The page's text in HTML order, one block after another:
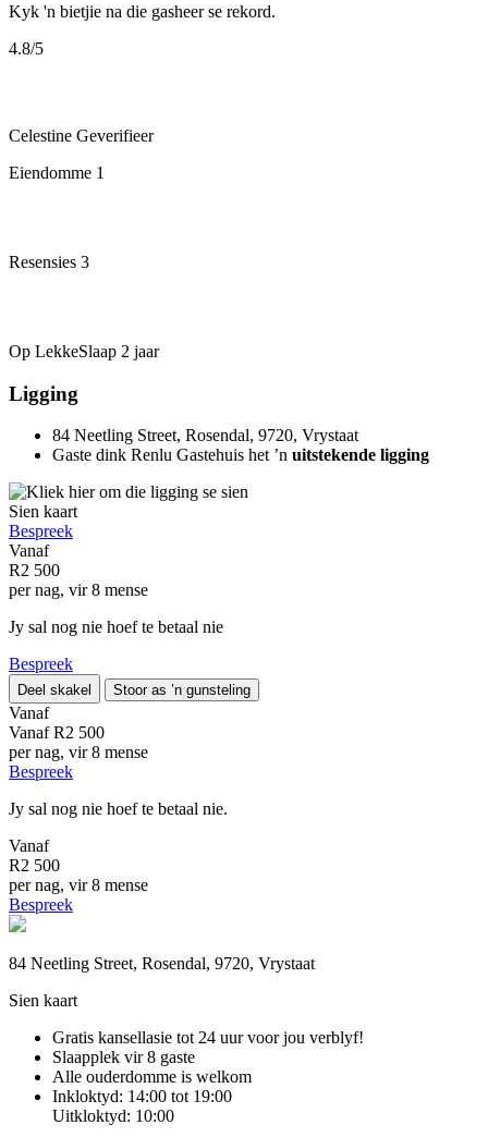
Kyk 'n bietjie na die gasheer se rekord.
4.8/5
Celestine Geverifieer
Eiendomme 1
Resensies 3
Op LekkeSlaap 2 jaar
Ligging
84 Neetling Street, Rosendal, 9720, Vrystaat
Gaste dink Renlu Gastehuis het ’n uitstekende ligging
Sien kaart
Bespreek
Vanaf
R2 500
per nag, vir 8 mense
Jy sal nog nie hoef te betaal nie
Bespreek
Deel skakel Stoor as ’n gunsteling
Vanaf
Vanaf R2 500
per nag, vir 8 mense
Bespreek
Jy sal nog nie hoef te betaal nie.
Vanaf
R2 500
per nag, vir 8 mense
Bespreek
84 Neetling Street, Rosendal, 9720, Vrystaat
Sien kaart
Gratis kansellasie tot 24 uur voor jou verblyf!
Slaapplek vir 8 gaste
Alle ouderdomme is welkom
Inkloktyd: 14:00 tot 19:00
Uitkloktyd: 10:00